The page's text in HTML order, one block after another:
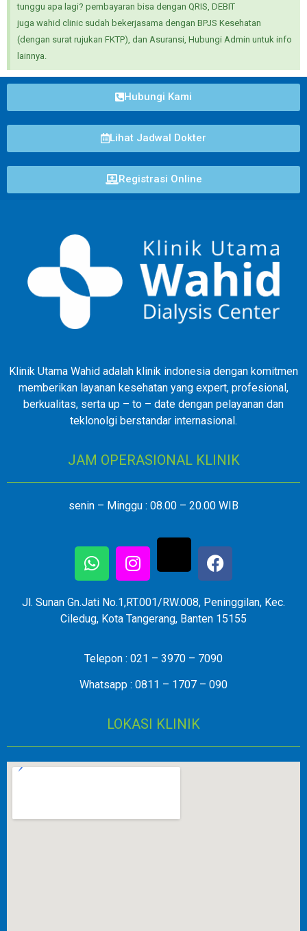
tunggu apa lagi? pembayaran bisa dengan QRIS, DEBIT
juga wahid clinic sudah bekerjasama dengan BPJS Kesehatan
(dengan surat rujukan FKTP), dan Asuransi, Hubungi Admin untuk info
lainnya.
Hubungi Kami
Lihat Jadwal Dokter
Registrasi Online
Klinik Utama Wahid adalah klinik indonesia dengan komitmen
memberikan layanan kesehatan yang expert, profesional,
berkualitas, serta up – to – date dengan pelayanan dan
teklonolgi berstandar internasional.
JAM OPERASIONAL KLINIK
senin – Minggu : 08.00 – 20.00 WIB
Jl. Sunan Gn.Jati No.1,RT.001/RW.008, Peninggilan, Kec.
Ciledug, Kota Tangerang, Banten 15155
Telepon : 021 – 3970 – 7090
Whatsapp : 0811 – 1707 – 090
LOKASI KLINIK